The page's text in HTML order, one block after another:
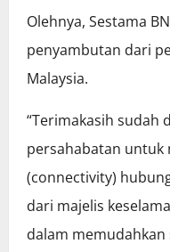
Olehnya, Sestama
penyambutan dari
Malaysia.
“Terimakasih sudah
persahabatan untuk
(connectivity)
dari majelis
dalam